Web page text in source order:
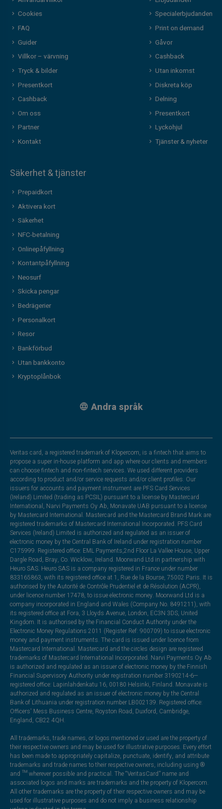
Cookies
FAQ
Guider
Villkor – värvning
Tryck & bilder
Presentkort
Cashback
Om oss
Partner
Kontakt
Specialerbjudanden
Print on demand
Gåvor
Cashback
Utan inkomst
Diskreta köp
Delning
Presentkort
Lyckohjul
Tjänster & nyheter
Säkerhet & tjänster
Prepaidkort
Aktivera kort
Säkerhet
NFC-betalning
Onlinepåfyllning
Kontantpåfyllning
Neosurf
Skicka pengar
Bedrägerier
Personalkort
Resor
Bankförbud
Utan bankkonto
Kryptoplånbok
Andra språk
Veritas card, a registered trademark of Klopercom, is a fintech that aims to
propose a super in-house platform and app where our clients and members
can choose fintech and non-fintech services. We used different providers
according to product and/or service requests and/or client profiles. Our
issuers for accounts and payment instrument are PFS Card Services
(Ireland) Limited (trading as PCSIL) pursuant to a license by Mastercard
International, Narvi Payments Oy Ab, Monavate UAB pursuant to a license
by Mastercard International. Mastercard and the Mastercard Brand Mark are
registered trademarks of Mastercard International Incorporated. PFS Card
Services (Ireland) Limited is authorized and regulated as an issuer of
electronic money by the Central Bank of Ireland under registration number
C175999. Registered office: EML Payments,2nd Floor La Vallee House, Upper
Dargle Road, Bray, Co. Wicklow, Ireland. Moorwand Ltd in partnership with
Heuro SAS. Heuro SAS is a company registered in France under number
833165863, with its registered office at 1, Rue de la Bourse, 75002 Paris. It is
authorised by the Autorité de Contrôle Prudentiel et de Résolution (ACPR),
under licence number 17478, to issue electronic money. Moorwand Ltd is a
company incorporated in England and Wales (Company No. 8491211), with
its registered office at Fora, 3 Lloyds Avenue, London, EC3N 3DS, United
Kingdom. It is authorised by the Financial Conduct Authority under the
Electronic Money Regulations 2011 (Register Ref: 900709) to issue electronic
money and payment instruments. The card is issued under licence from
Mastercard International. Mastercard and the circles design are registered
trademarks of Mastercard International Incorporated. Narvi Payments Oy Ab
is authorized and regulated as an issuer of electronic money by the Finnish
Financial Supervisory Authority under registration number 3190214-6—
registered office: Lapinlahdenkatu 16, 00180 Helsinki, Finland. Monavate is
authorized and regulated as an issuer of electronic money by the Central
Bank of Lithuania under registration number LB002139. Registered office:
Officers' Mess Business Centre, Royston Road, Duxford, Cambridge,
England, CB22 4QH.
All trademarks, trade names, or logos mentioned or used are the property of
their respective owners and may be used for illustrative purposes. Every effort
has been made to appropriately capitalize, punctuate, identify, and attribute
trademarks and trade names to their respective owners, including using ®
and ™ wherever possible and practical. The “VeritasCard” name and
associated logos and marks are trademarks and the property of Klopercom.
All other trademarks are the property of their respective owners and may be
used for illustrative purposes and do not imply a business relationship